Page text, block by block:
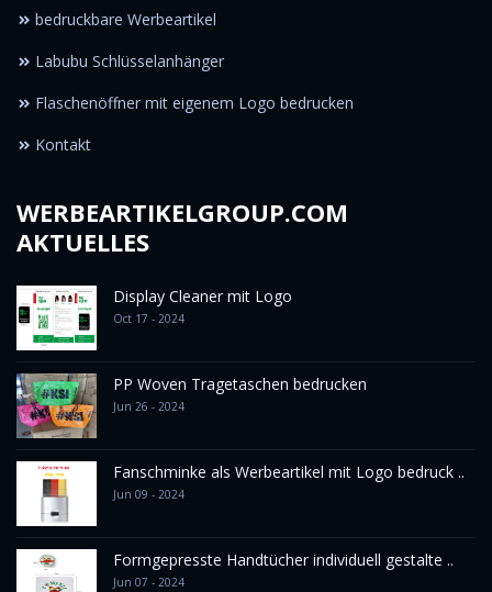
bedruckbare Werbeartikel
Labubu Schlüsselanhänger
Flaschenöffner mit eigenem Logo bedrucken
Kontakt
WERBEARTIKELGROUP.COM
AKTUELLES
Display Cleaner mit Logo
Oct 17 - 2024
PP Woven Tragetaschen bedrucken
Jun 26 - 2024
Fanschminke als Werbeartikel mit Logo bedruck ..
Jun 09 - 2024
Formgepresste Handtücher individuell gestalte ..
Jun 07 - 2024